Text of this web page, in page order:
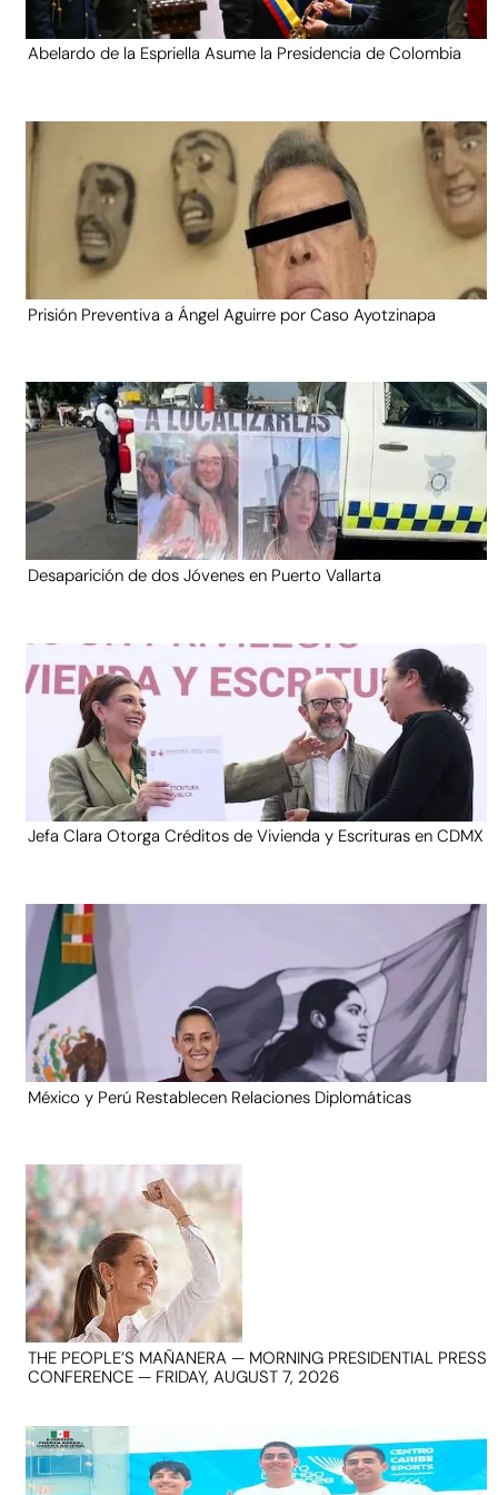
Abelardo de la Espriella Asume la Presidencia de Colombia
Prisión Preventiva a Ángel Aguirre por Caso Ayotzinapa
Desaparición de dos Jóvenes en Puerto Vallarta
Jefa Clara Otorga Créditos de Vivienda y Escrituras en CDMX
México y Perú Restablecen Relaciones Diplomáticas
THE PEOPLE’S MAÑANERA — MORNING PRESIDENTIAL PRESS
CONFERENCE — FRIDAY, AUGUST 7, 2026